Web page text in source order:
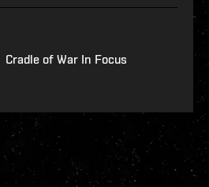
Cradle of War In Focus